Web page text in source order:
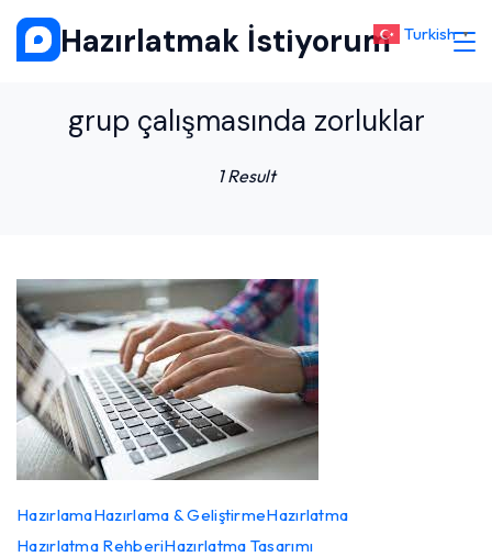
Skip
Hazırlatmak İstiyorum
grup çalışmasında zorluklar
1 Result
HazırlamaHazırlama & GeliştirmeHazırlatma
Hazırlatma RehberiHazırlatma Tasarımı
Turkish ▼